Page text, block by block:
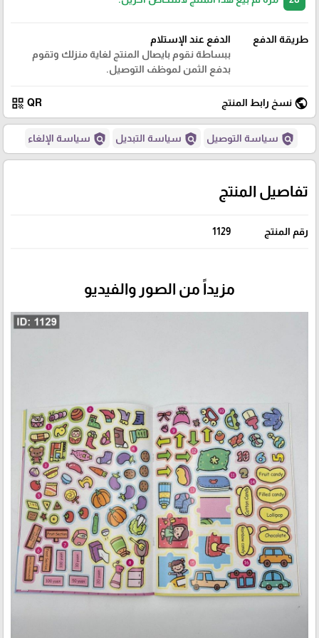
طريقة الدفع
الدفع عند الإستلام
ببساطة نقوم بايصال المنتج لغاية منزلك وتقوم
بدفع الثمن لموظف التوصيل.
public نسخ رابط المنتج QR
qr_code
policy سياسة التوصيل policy سياسة التبديل policy سياسة الإلغاء
تفاصيل المنتج
رقم المنتج 1129
مزيداً من الصور والفيديو